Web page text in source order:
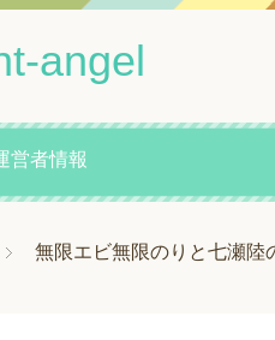
angel
営者情報
無限エビ無限のりと七瀬陸